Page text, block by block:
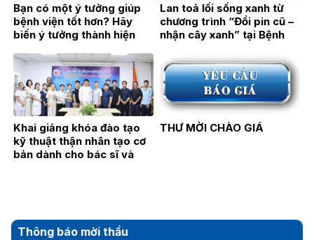
Bạn có một ý tưởng giúp
bệnh viện tốt hơn? Hãy
biến ý tưởng thành hiện
Lan toả lối sống xanh từ
chương trình “Đổi pin cũ –
nhận cây xanh” tại Bệnh
Khai giảng khóa đào tạo
kỹ thuật thận nhân tạo cơ
bản dành cho bác sĩ và
THƯ MỜI CHÀO GIÁ
Thông báo mời thầu